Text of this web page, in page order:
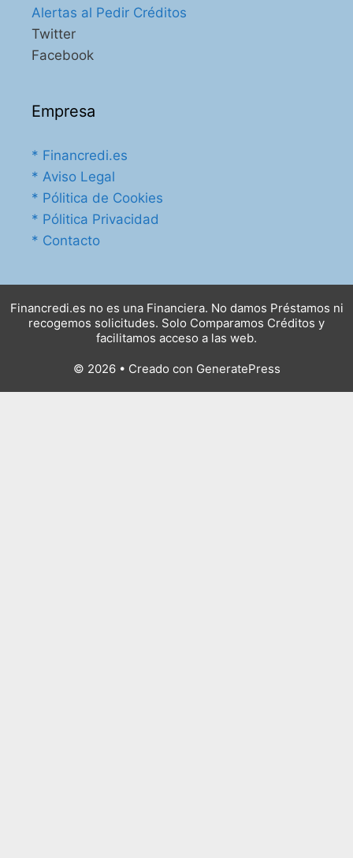
Alertas al Pedir Créditos
Twitter
Facebook
Empresa
* Financredi.es
* Aviso Legal
* Pólitica de Cookies
* Pólitica Privacidad
* Contacto
Financredi.es no es una Financiera. No damos Préstamos ni
recogemos solicitudes. Solo Comparamos Créditos y
facilitamos acceso a las web.
© 2026 • Creado con GeneratePress